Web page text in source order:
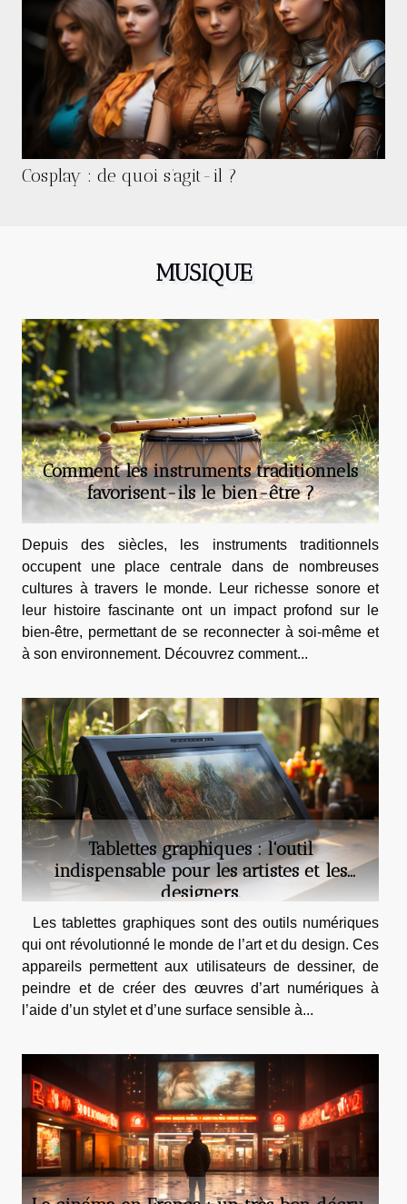
Cosplay : de quoi s’agit-il ?
MUSIQUE
Comment les instruments traditionnels
favorisent-ils le bien-être ?
Depuis des siècles, les instruments traditionnels
occupent une place centrale dans de nombreuses
cultures à travers le monde. Leur richesse sonore et
leur histoire fascinante ont un impact profond sur le
bien-être, permettant de se reconnecter à soi-même et
à son environnement. Découvrez comment...
Tablettes graphiques : l'outil
indispensable pour les artistes et les
designers.
Les tablettes graphiques sont des outils numériques
qui ont révolutionné le monde de l’art et du design. Ces
appareils permettent aux utilisateurs de dessiner, de
peindre et de créer des œuvres d’art numériques à
l’aide d’un stylet et d’une surface sensible à...